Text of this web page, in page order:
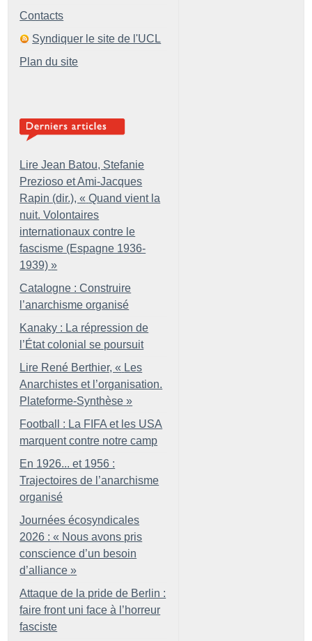
Contacts
Syndiquer le site de l'UCL
Plan du site
Lire Jean Batou, Stefanie
Prezioso et Ami-Jacques
Rapin (dir.), « Quand vient la
nuit. Volontaires
internationaux contre le
fascisme (Espagne 1936-
1939) »
Catalogne : Construire
l’anarchisme organisé
Kanaky : La répression de
l’État colonial se poursuit
Lire René Berthier, « Les
Anarchistes et l’organisation.
Plateforme-Synthèse »
Football : La FIFA et les USA
marquent contre notre camp
En 1926... et 1956 :
Trajectoires de l’anarchisme
organisé
Journées écosyndicales
2026 : « Nous avons pris
conscience d’un besoin
d’alliance »
Attaque de la pride de Berlin :
faire front uni face à l’horreur
fasciste